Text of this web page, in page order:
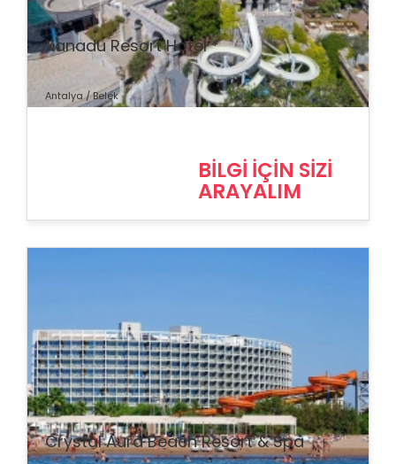
Xanadu Resort Hotel *
Antalya / Belek
BİLGİ İÇİN SİZİ
ARAYALIM
% İndirim
Crystal Aura Beach Resort & Spa